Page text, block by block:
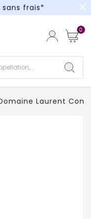
frais*
frais*
close
0
Laurent